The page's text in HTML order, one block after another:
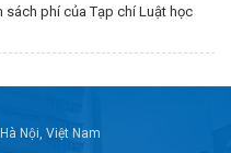
sách phí của Tạp chí Luật học
Nội, Việt Nam